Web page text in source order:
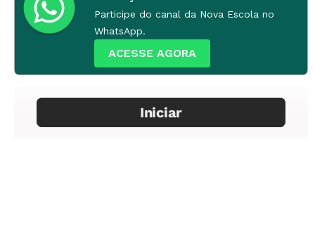
Participe do canal da Nova Escola no
WhatsApp.
ACESSE AGORA